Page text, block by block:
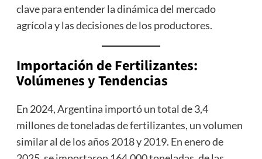
clave para entender la dinámica del mercado
agrícola y las decisiones de los productores.
Importación de Fertilizantes:
Volúmenes y Tendencias
En 2024, Argentina importó un total de 3,4
millones de toneladas de fertilizantes, un volumen
similar al de los años 2018 y 2019. En enero de